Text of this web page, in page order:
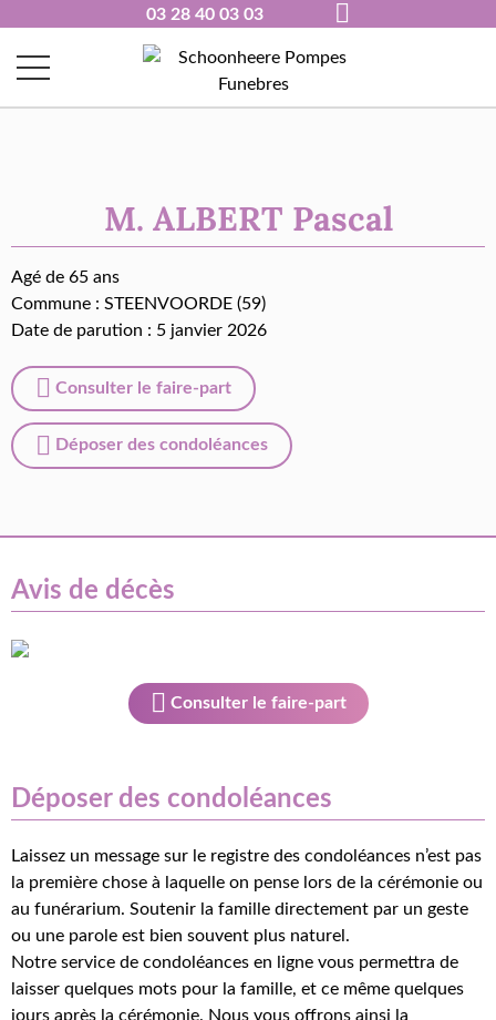
03 28 40 03 03
M. ALBERT Pascal
Agé de 65 ans
Commune : STEENVOORDE (59)
Date de parution : 5 janvier 2026
Consulter le faire-part
Déposer des condoléances
Avis de décès
Consulter le faire-part
Déposer des condoléances
Laissez un message sur le registre des condoléances n’est pas
la première chose à laquelle on pense lors de la cérémonie ou
au funérarium. Soutenir la famille directement par un geste
ou une parole est bien souvent plus naturel.
Notre service de condoléances en ligne vous permettra de
laisser quelques mots pour la famille, et ce même quelques
jours après la cérémonie. Nous vous offrons ainsi la